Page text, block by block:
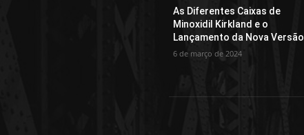
As Diferentes Caixas de
Minoxidil Kirkland e o
Lançamento da Nova Versão
6 de março de 2024